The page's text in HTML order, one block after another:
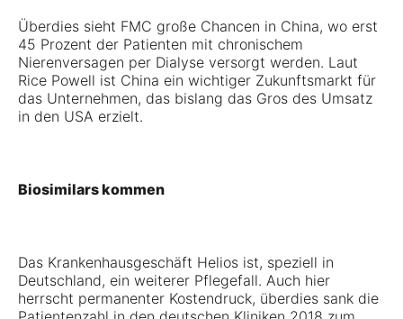
Überdies sieht FMC große Chancen in China, wo erst
45 Prozent der Patienten mit chronischem
Nierenversagen per Dialyse versorgt werden. Laut
Rice Powell ist China ein wichtiger Zukunftsmarkt für
das Unternehmen, das bislang das Gros des Umsatz
in den USA erzielt.
Biosimilars kommen
Das Krankenhausgeschäft Helios ist, speziell in
Deutschland, ein weiterer Pflegefall. Auch hier
herrscht permanenter Kostendruck, überdies sank die